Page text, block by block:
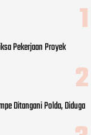
Pekerjaan Proyek
Ditangani Polda, Diduga